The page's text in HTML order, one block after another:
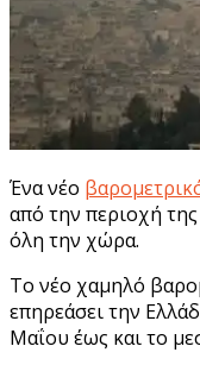
Ένα νέο
από την περιοχή
όλη την χώρα.
Το νέο χαμηλό
επηρεάσει την
Μαΐου έως και το